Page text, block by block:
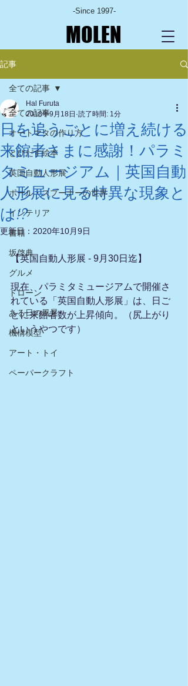
-Since 1997-
MOLEN
記事
全ての記事
オートマタの作り方
とびだす絵本
英国自動人形展
ポール・スプーナーの世界
インテリア
書籍
坂啓典
グルメ
ドローン
ある日の風景
機構模型
アート・トイ
ペーパークラフト
全ての記事
日を追うごとに増え続ける
来館者さまに感謝！パラミ
タミュージアム｜英国自動
人形展に見る特異な現象と
は!?
Hal Furuta
2018年9月18日 読了時間: 1分
更新日： 2020年10月9日
【英国自動人形展 ‐ 9月30日迄】
現在、パラミタミュージアムで開催さ
れている「英国自動人形展」は、日ご
とに来館者数が上昇傾向。（尻上がり
というやつです）